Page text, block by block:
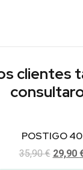
clientes
POSTIGO 40
35,90€ 29,90